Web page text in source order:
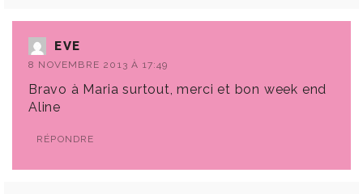
EVE
8 NOVEMBRE 2013 À 17:49
Bravo à Maria surtout, merci et bon week end
Aline
RÉPONDRE